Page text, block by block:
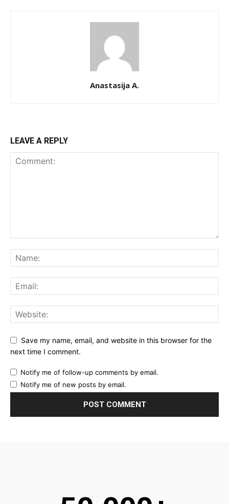
Anastasija A.
LEAVE A REPLY
Save my name, email, and website in this browser for the
next time I comment.
Notify me of follow-up comments by email.
Notify me of new posts by email.